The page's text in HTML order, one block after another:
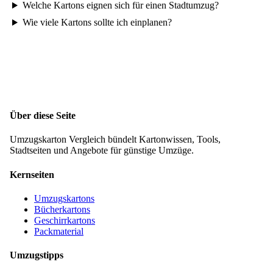
Welche Kartons eignen sich für einen Stadtumzug?
Wie viele Kartons sollte ich einplanen?
Über diese Seite
Umzugskarton Vergleich bündelt Kartonwissen, Tools,
Stadtseiten und Angebote für günstige Umzüge.
Kernseiten
Umzugskartons
Bücherkartons
Geschirrkartons
Packmaterial
Umzugstipps